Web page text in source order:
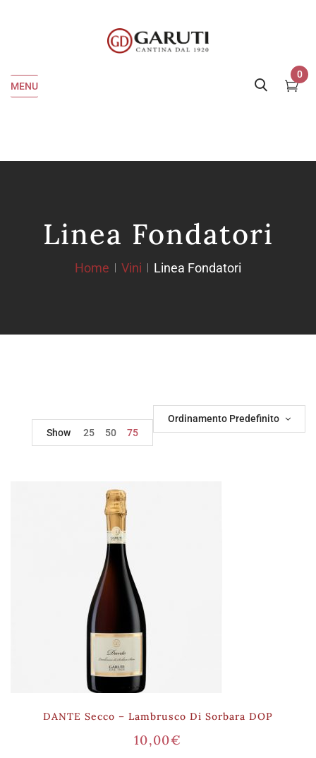
MENU
0
Linea Fondatori
Home Vini Linea Fondatori
Ordinamento Predefinito
Show
25 50 75
DANTE Secco – Lambrusco Di Sorbara DOP
10,00€